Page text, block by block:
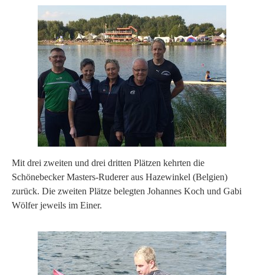
Mit drei zweiten und drei dritten Plätzen kehrten die
Schönebecker Masters-Ruderer aus Hazewinkel (Belgien)
zurück. Die zweiten Plätze belegten Johannes Koch und Gabi
Wölfer jeweils im Einer.